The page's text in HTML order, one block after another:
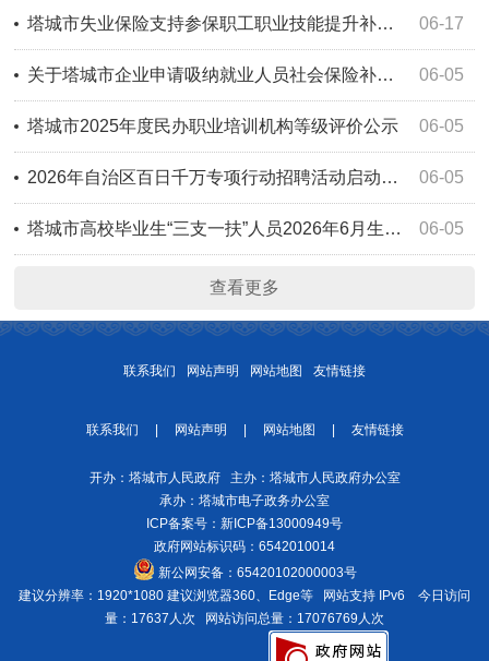
06-17
塔城市失业保险支持参保职工职业技能提升补贴公示（2026年6月16日）
06-05
关于塔城市企业申请吸纳就业人员社会保险补贴的公示（2026年6月5日）
06-05
塔城市2025年度民办职业培训机构等级评价公示
06-05
2026年自治区百日千万专项行动招聘活动启动仪式暨塔城地区现场招聘会
06-05
塔城市高校毕业生“三支一扶”人员2026年6月生活补贴公示
查看更多
联系我们 网站声明 网站地图 友情链接
联系我们 网站声明 网站地图 友情链接
开办：塔城市人民政府 主办：塔城市人民政府办公室
承办：塔城市电子政务办公室
ICP备案号： 新ICP备13000949号
政府网站标识码：6542010014
新公网安备： 65420102000003号
建议分辨率：1920*1080 建议浏览器360、Edge等 网站支持 IPv6
今日访问
量：17637人次
网站访问总量：17076769人次